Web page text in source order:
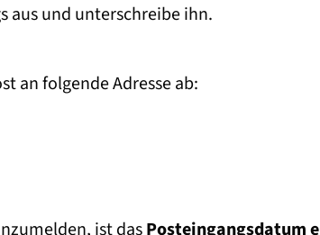
aus und unterschreibe ihn.
an folgende Adresse ab:
ist dasPosteingangsdatum